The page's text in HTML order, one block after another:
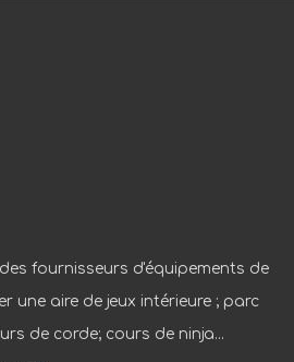
fournisseurs d'équipements de
une aire de jeux intérieure ; parc
de corde; cours de ninja...